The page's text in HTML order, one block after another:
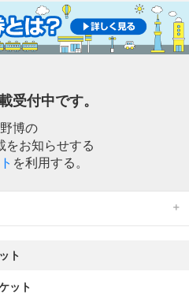
受付中です。
博の
をお知らせする
を利用する。
ト
ット